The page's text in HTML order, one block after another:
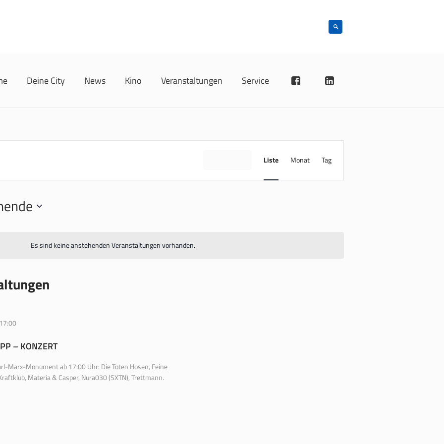
Deine City News Kino Veranstaltungen Service
Es sind keine anstehenden Veranstaltungen vorhanden.
ANSICHTEN-
Liste Monat Tag
– KONZERT
Marx-Monument ab 17:00 Uhr: Die Toten Hosen, Feine
Materia & Casper, Nura030 (SXTN), Trettmann.